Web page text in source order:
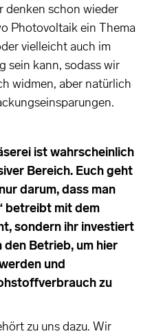
denken schon wieder
Photovoltaik ein Thema
vielleicht auch im
sein kann, sodass wir
widmen, aber natürlich
ist wahrscheinlich
Bereich. Euch geht
darum, dass man
betreibt mit dem
sondern ihr investiert
Betrieb, um hier
und
zu
zu uns dazu. Wir